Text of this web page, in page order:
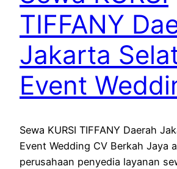
TIFFANY
Jakarta
Event
Sewa KURSI TIFFANY Daerah
Event Wedding CV Berkah Jaya
perusahaan penyedia layanan